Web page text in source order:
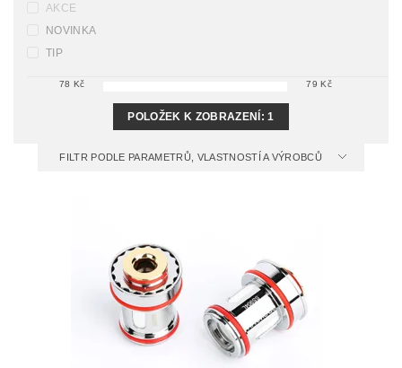
AKCE
NOVINKA
TIP
78 Kč 79 Kč
POLOŽEK K ZOBRAZENÍ:1
FILTR PODLE PARAMETRŮ, VLASTNOSTÍ A VÝROBCŮ